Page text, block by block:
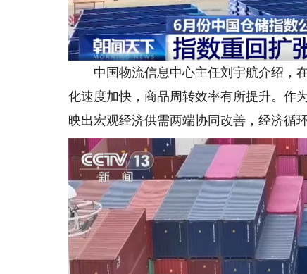
中国物流信息中心主任刘宇航介绍，在
化速度加快，商品周转效率有所提升。作
映出宏观经济供需两端协同改善，经济循